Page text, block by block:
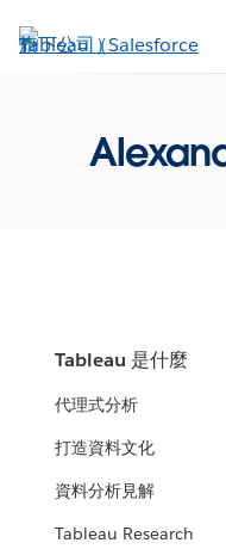
至
Tableau 是什麼
代理式分析
打造資料文化
資料分析見解
Tableau Research